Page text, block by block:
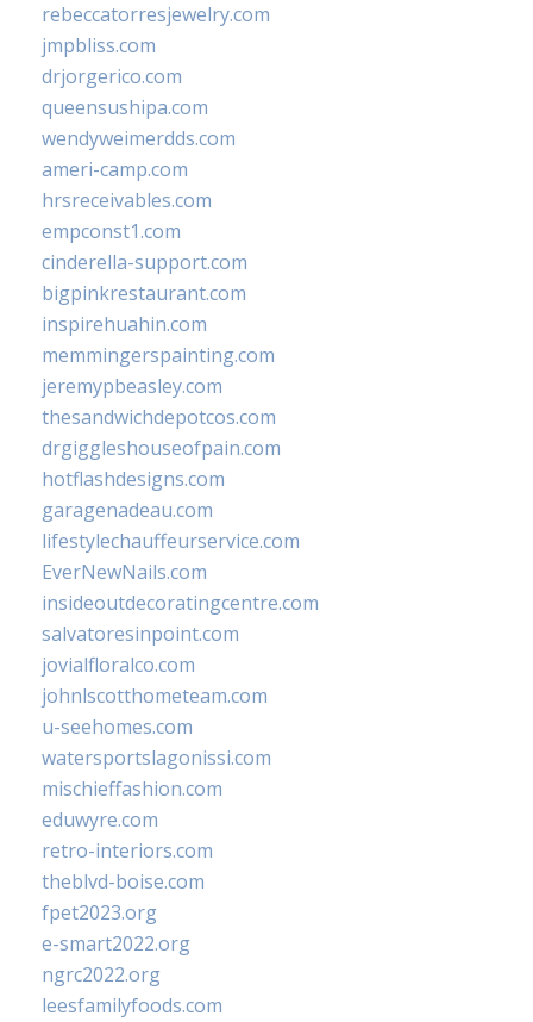
rebeccatorresjewelry.com
jmpbliss.com
drjorgerico.com
queensushipa.com
wendyweimerdds.com
ameri-camp.com
hrsreceivables.com
empconst1.com
cinderella-support.com
bigpinkrestaurant.com
inspirehuahin.com
memmingerspainting.com
jeremypbeasley.com
thesandwichdepotcos.com
drgiggleshouseofpain.com
hotflashdesigns.com
garagenadeau.com
lifestylechauffeurservice.com
EverNewNails.com
insideoutdecoratingcentre.com
salvatoresinpoint.com
jovialfloralco.com
johnlscotthometeam.com
u-seehomes.com
watersportslagonissi.com
mischieffashion.com
eduwyre.com
retro-interiors.com
theblvd-boise.com
fpet2023.org
e-smart2022.org
ngrc2022.org
leesfamilyfoods.com